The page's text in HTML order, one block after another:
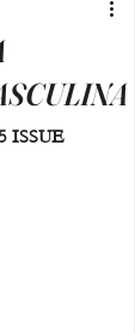
ISSUE